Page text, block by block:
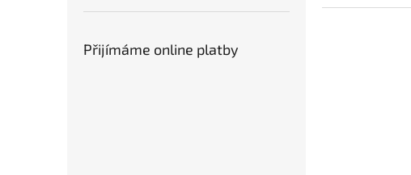
Přijímáme online platby